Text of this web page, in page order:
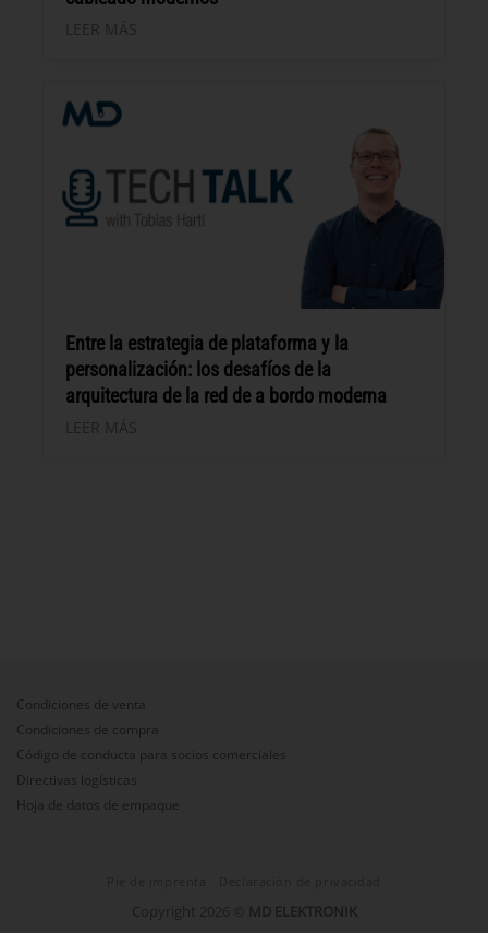
Entre la estrategia de plataforma y la
personalización: los desafíos de la
arquitectura de la red de a bordo moderna
Condiciones de venta
Condiciones de compra
Código de conducta para socios comerciales
Directivas logísticas
Hoja de datos de empaque
Copyright 2026 © MD ELEKTRONIK